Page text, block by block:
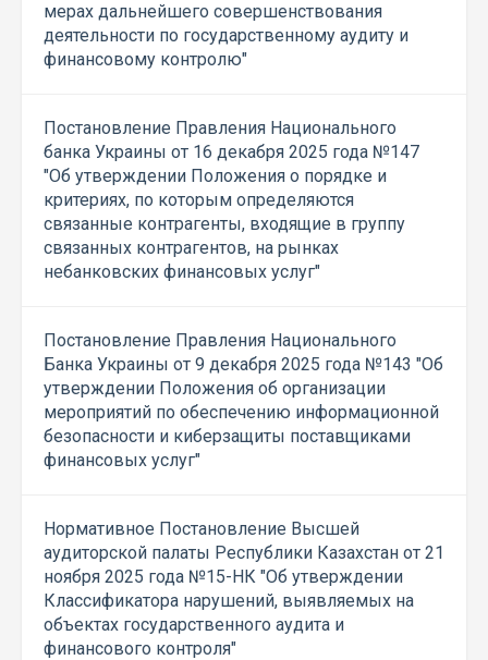
мерах дальнейшего совершенствования
деятельности по государственному аудиту и
финансовому контролю"
Постановление Правления Национального
банка Украины от 16 декабря 2025 года №147
"Об утверждении Положения о порядке и
критериях, по которым определяются
связанные контрагенты, входящие в группу
связанных контрагентов, на рынках
небанковских финансовых услуг"
Постановление Правления Национального
Банка Украины от 9 декабря 2025 года №143 "Об
утверждении Положения об организации
мероприятий по обеспечению информационной
безопасности и киберзащиты поставщиками
финансовых услуг"
Нормативное Постановление Высшей
аудиторской палаты Республики Казахстан от 21
ноября 2025 года №15-НК "Об утверждении
Классификатора нарушений, выявляемых на
объектах государственного аудита и
финансового контроля"